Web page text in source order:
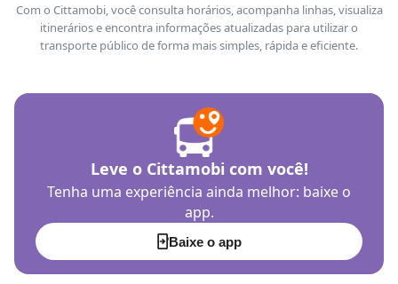
Com o Cittamobi, você consulta horários, acompanha linhas, visualiza
itinerários e encontra informações atualizadas para utilizar o
transporte público de forma mais simples, rápida e eficiente.
Leve o Cittamobi com você!
Tenha uma experiência ainda melhor: baixe o
app.
Baixe o app